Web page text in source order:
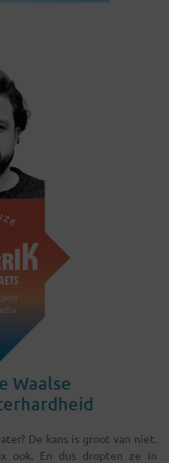
Waalse
De kans is groot van niet.
ook. En dus dropten ze in